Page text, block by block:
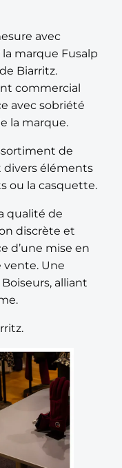
avec
marque Fusalp
Biarritz.
commercial
avec sobriété
la marque.
de
divers éléments
ou la casquette.
qualité de
discrète et
d’une mise en
vente. Une
alliant